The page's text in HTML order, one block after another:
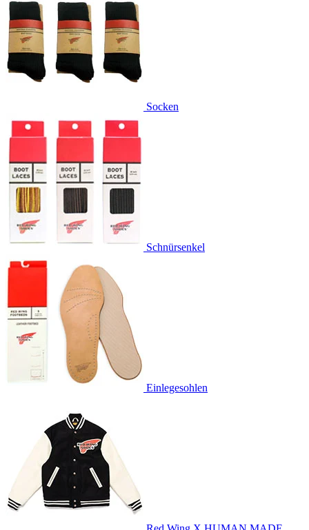
Socken
Schnürsenkel
Einlegesohlen